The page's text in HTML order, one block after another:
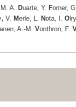
A. Duarte, Y. Forner,
, V. Merle, L. Nota, I.O
A.-M.Vonthron, F.